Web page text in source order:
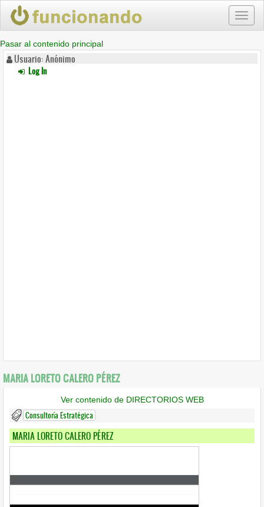
Pasar al contenido principal
Usuario: Anónimo
Log In
MARIA LORETO CALERO PÉREZ
Ver contenido de DIRECTORIOS WEB
Consultoría Estratégica
MARIA LORETO CALERO PÉREZ